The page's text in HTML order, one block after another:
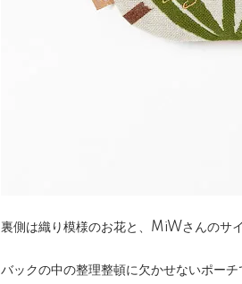
裏側は織り模様のお花と、MiWさんのサ
バックの中の整理整頓に欠かせないポー